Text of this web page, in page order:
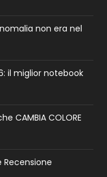
non era nel
il miglior notebook
CAMBIA COLORE
Recensione